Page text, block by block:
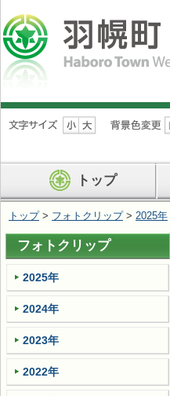
ナ
ビ
ン
を
ば
す
トップ
トップ> フォトクリップ> 2025年
フォトクリップ
2025年
2024年
2023年
2022年